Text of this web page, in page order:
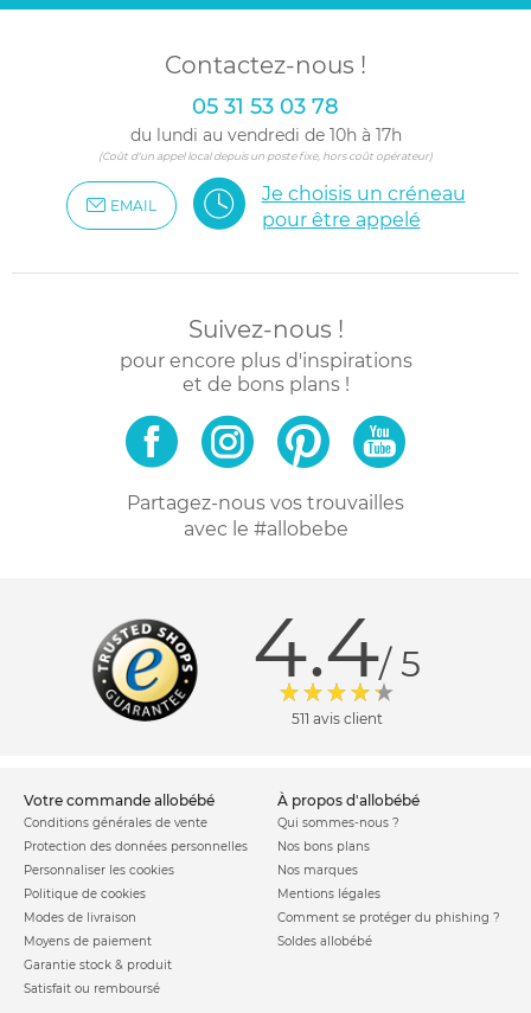
Contactez-nous !
05 31 53 03 78
du lundi au vendredi de 10h à 17h
(Coût d'un appel local depuis un poste fixe, hors coût opérateur)
EMAIL
Je choisis un créneau
pour être appelé
Suivez-nous !
pour encore plus d'inspirations
et de bons plans !
Partagez-nous vos trouvailles
avec le #allobebe
4.4/ 5
511 avis client
votre commande allobébé
Conditions générales de vente
Protection des données personnelles
Personnaliser les cookies
Politique de cookies
Modes de livraison
Moyens de paiement
Garantie stock & produit
Satisfait ou remboursé
à propos d'allobébé
Qui sommes-nous ?
Nos bons plans
Nos marques
Mentions légales
Comment se protéger du phishing ?
Soldes allobébé